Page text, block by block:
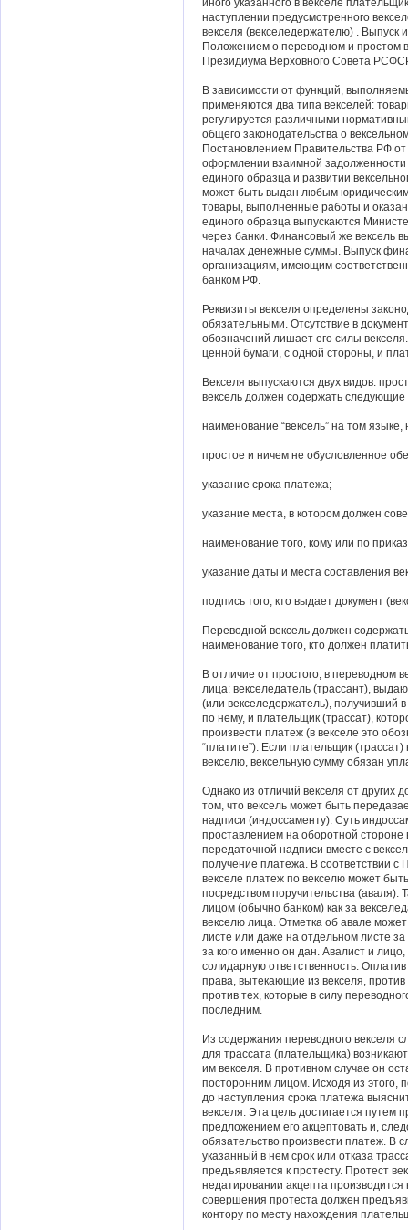
иного указанного в векселе
наступлении предусмотренного
векселя (векселедержателю) . Выпуск
Положением о переводном и простом
Президиума Верховного Совета
В зависимости от функций,
применяются два типа векселей:
регулируется различными
общего законодательства о
Постановлением Правительства РФ
оформлении взаимной
единого образца и развитии
может быть выдан любым
товары, выполненные работы и
единого образца выпускаются
через банки. Финансовый же вексель
началах денежные суммы. Выпуск
организациям, имеющим
банком РФ.
Реквизиты векселя определены
обязательными. Отсутствие в
обозначений лишает его силы
ценной бумаги, с одной стороны, и
Векселя выпускаются двух видов:
вексель должен содержать следующие
наименование “вексель” на том
простое и ничем не обусловленное
указание срока платежа;
указание места, в котором должен
наименование того, кому или по
указание даты и места составления
подпись того, кто выдает документ
Переводной вексель должен
наименование того, кто должен
В отличие от простого, в переводном
лица: векселедатель (трассант),
(или векселедержатель), получивший
по нему, и плательщик (трассат),
произвести платеж (в векселе это
“платите”). Если плательщик
векселю, вексельную сумму обязан
Однако из отличий векселя от других
том, что вексель может быть
надписи (индоссаменту). Суть
проставлением на оборотной
передаточной надписи вместе с
получение платежа. В соответствии
векселе платеж по векселю может
посредством поручительства (аваля).
лицом (обычно банком) как за
векселю лица. Отметка об авале
листе или даже на отдельном листе
за кого именно он дан. Авалист и
солидарную ответственность.
права, вытекающие из векселя, против
против тех, которые в силу
последним.
Из содержания переводного векселя
для трассата (плательщика)
им векселя. В противном случае он
посторонним лицом. Исходя из этого,
до наступления срока платежа
векселя. Эта цель достигается путем
предложением его акцептовать и,
обязательство произвести платеж. В
указанный в нем срок или отказа
предъявляется к протесту. Протест
недатировании акцепта
совершения протеста должен
контору по месту нахождения